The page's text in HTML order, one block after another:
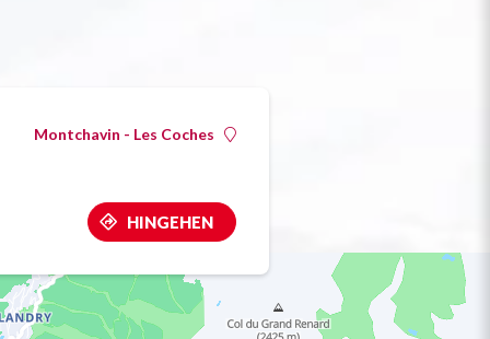
Montchavin - Les Coches
HINGEHEN